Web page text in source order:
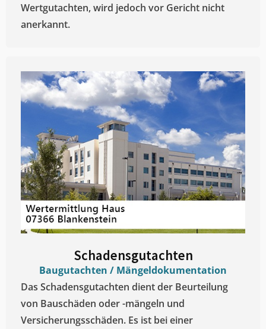
Wertgutachten, wird jedoch vor Gericht nicht
anerkannt.
Schadensgutachten
Baugutachten / Mängeldokumentation
Das Schadensgutachten dient der Beurteilung
von Bauschäden oder -mängeln und
Versicherungsschäden. Es ist bei einer